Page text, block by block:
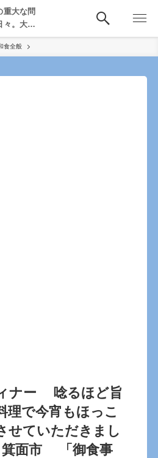
重大な問
々。大
した食べ
食全般
ナー 唸るほど旨
理で今宵もほっこ
せていただきまし
面市 「御食事